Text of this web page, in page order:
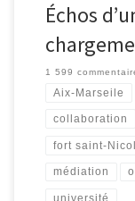
Échos
1 599
Aix-Marseile
collaboration
fort saint-
médiation
université